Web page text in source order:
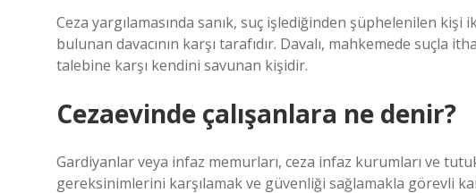
Ceza yargılamasında sanık, suç işlediğinden şüphelenilen kişi
bulunan davacının karşı tarafıdır. Davalı, mahkemede suçla
talebine karşı kendini savunan kişidir.
Cezaevinde çalışanlara ne denir?
Gardiyanlar veya infaz memurları, ceza infaz kurumları ve
gereksinimlerini karşılamak ve güvenliği sağlamakla görevli